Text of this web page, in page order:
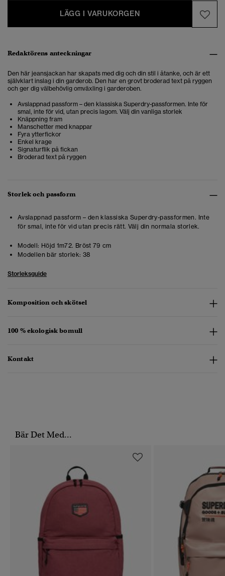
LÄGG I VARUKORGEN
Redaktörens anteckningar
Den här jeansjackan har skapats med dig och din stil i åtanke, och är ett
självklart inslag i din garderob. Den har en grovt broderad text på ryggen
och ger dig välbehövlig omväxling i garderoben.
Avslappnad passform – den klassiska Superdry-passformen. Inte för
smal, inte för vid, utan precis lagom. Välj din vanliga storlek
Knäppning fram
Manschetter med knappar
Fyra ytterfickor
Enkel krage
Signaturflik på fickan
Broderad text på ryggen
Storlek och passform
Avslappnad passform – den klassiska Superdry-passformen. Inte
för smal, inte för vid utan precis rätt. Välj din normala storlek.
Modell: Höjd 1m72. Bröst 79 cm
Modellen bär storlek: 38
Storleksguide
Komposition och skötsel
100 % ekologisk bomull
Kontakt
Bär Det Med...